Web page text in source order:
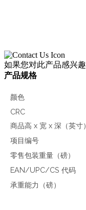
如果您对此产品感兴趣
产品规格
颜色
CRC
商品高 x 宽 x 深（英寸）
项目编号
零售包装重量（磅）
EAN/UPC/CS 代码
承重能力（磅）